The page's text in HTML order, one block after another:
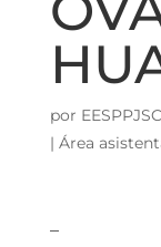
por
| Área
–